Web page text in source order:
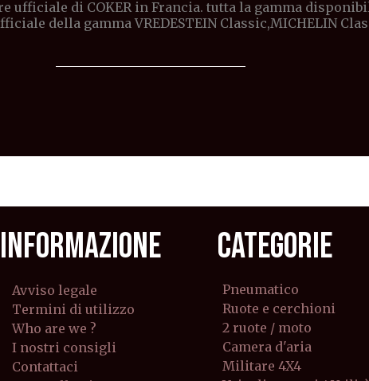
ufficiale di COKER in Francia. tutta la gamma
della gamma VREDESTEIN Classic,MICHELIN
INFORMAZIONE
Avviso legale
Termini di utilizzo
Who are we ?
I nostri consigli
Contattaci
CATEGORIE
Pneumatico
Ruote e cerchioni
2 ruote / moto
Camera d'aria
Militare 4X4